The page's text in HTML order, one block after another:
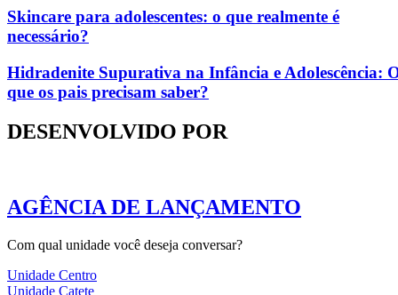
Skincare para adolescentes: o que realmente é
necessário?
Hidradenite Supurativa na Infância e Adolescência:
que os pais precisam saber?
DESENVOLVIDO POR
AGÊNCIA DE LANÇAMENTO
Com qual unidade você deseja conversar?
Unidade Centro
Unidade Catete